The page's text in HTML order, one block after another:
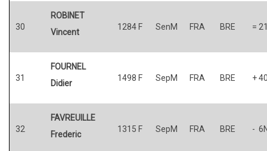
30
ROBINET
Vincent
1284 F SenM FRA BRE =
31
FOURNEL
Didier
1498 F SepM FRA BRE +
32
FAVREUILLE
Frederic
1315 F SepM FRA BRE -